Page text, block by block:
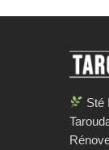
Sté